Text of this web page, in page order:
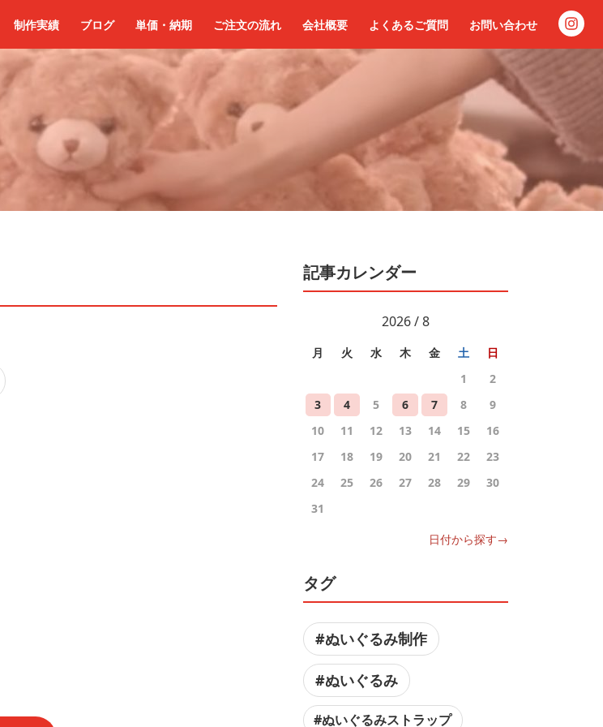
制作実績 ブログ 単価・納期 ご注文の流れ 会社概要 よくあるご質問 お問い合わせ
記事カレンダー
2026 / 8
月 火 水 木 金 土
日
1
2
3
4 5 6 7 8
9
10
11 12 13 14 15
16
17
18 19 20 21 22
23
24
25 26 27 28 29
30
31
日付から探す→
タグ
#ぬいぐるみ制作
#ぬいぐるみ
#ぬいぐるみストラップ